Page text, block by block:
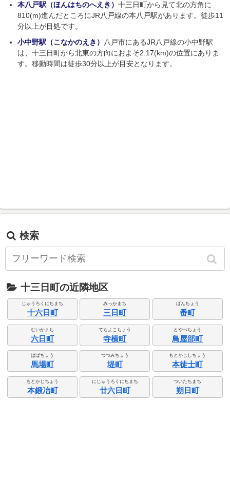
本八戸駅（ほんはちのへえき） 十三日町から見て北の方角に
810(m)進んだところにJR八戸線の本八戸駅があります。徒歩11
分以上が目処です。
小中野駅（こなかのえき）
八戸市にあるJR八戸線の小中野駅
は、十三日町から北東の方向におよそ2.17(km)の位置にありま
す。移動時間は徒歩30分以上が目安となります。
検索
十三日町の近隣地区
じゅうろくにちまち
十六日町
みっかまち
三日町
ばんちょう
番町
むいかまち
六日町
てらよこちょう
寺横町
とやべちょう
鳥屋部町
ばばちょう
馬場町
つつみちょう
堤町
もとかじしちょう
本徒士町
もとかじちょう
本鍛冶町
にじゅうろくにちまち
廿六日町
ついたちまち
朔日町